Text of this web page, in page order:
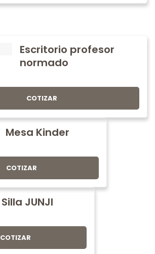
Escritorio profesor
normado
COTIZAR
Mesa Kinder
COTIZAR
Silla JUNJI
COTIZAR